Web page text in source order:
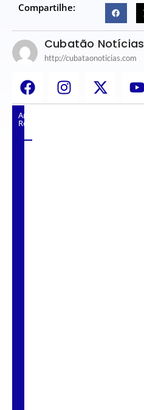
Compartilhe:
Cubatão Notícias
http://cubataonoticias.com
Artigos
Relacionados